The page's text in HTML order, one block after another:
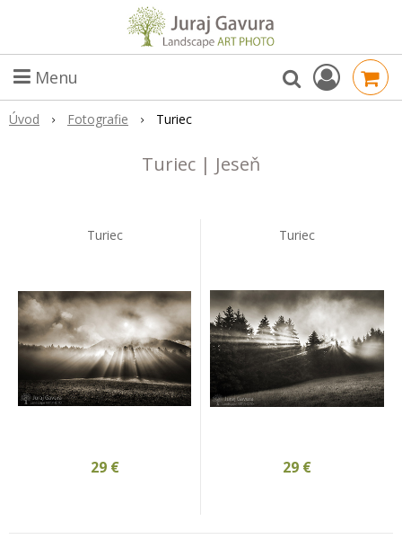
Menu
Úvod Fotografie Turiec
Turiec | Jeseň
Turiec
29 €
Turiec
29 €